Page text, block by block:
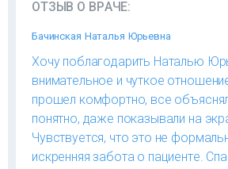
ОТЗЫВ О ВРАЧЕ:
Бачинская Наталья Юрьевна
Хочу поблагодарить Наталью
внимательное и чуткое
прошел комфортно, все
понятно, даже показывали на
Чувствуется, что это не
искренняя забота о пациенте.